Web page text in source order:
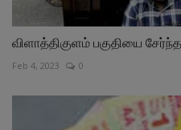
விளாத்திகுளம் பகுதியை
Feb 4, 2023 0